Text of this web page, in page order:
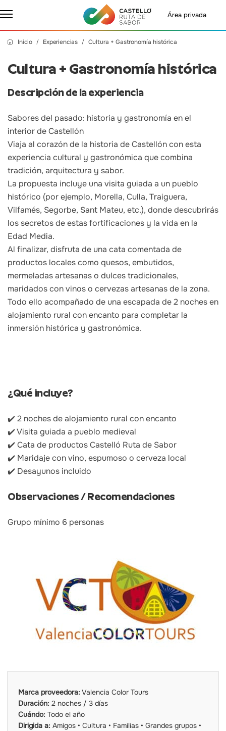
Área privada
Inicio Experiencias Cultura + Gastronomía histórica
Cultura + Gastronomía histórica
Descripción de la experiencia
Sabores del pasado: historia y gastronomía en el
interior de Castellón
Viaja al corazón de la historia de Castellón con esta
experiencia cultural y gastronómica que combina
tradición, arquitectura y sabor.
La propuesta incluye una visita guiada a un pueblo
histórico (por ejemplo, Morella, Culla, Traiguera,
Vilfamés, Segorbe, Sant Mateu, etc.), donde descubrirás
los secretos de estas fortificaciones y la vida en la
Edad Media.
Al finalizar, disfruta de una cata comentada de
productos locales como quesos, embutidos,
mermeladas artesanas o dulces tradicionales,
maridados con vinos o cervezas artesanas de la zona.
Todo ello acompañado de una escapada de 2 noches en
alojamiento rural con encanto para completar la
inmersión histórica y gastronómica.
¿Qué incluye?
✔️ 2 noches de alojamiento rural con encanto
✔️ Visita guiada a pueblo medieval
✔️ Cata de productos Castelló Ruta de Sabor
✔️ Maridaje con vino, espumoso o cerveza local
✔️ Desayunos incluido
Observaciones / Recomendaciones
Grupo mínimo 6 personas
Marca proveedora: Valencia Color Tours
Duración: 2 noches / 3 días
Cuándo: Todo el año
Dirigida a: Amigos • Cultura • Familias • Grandes grupos •